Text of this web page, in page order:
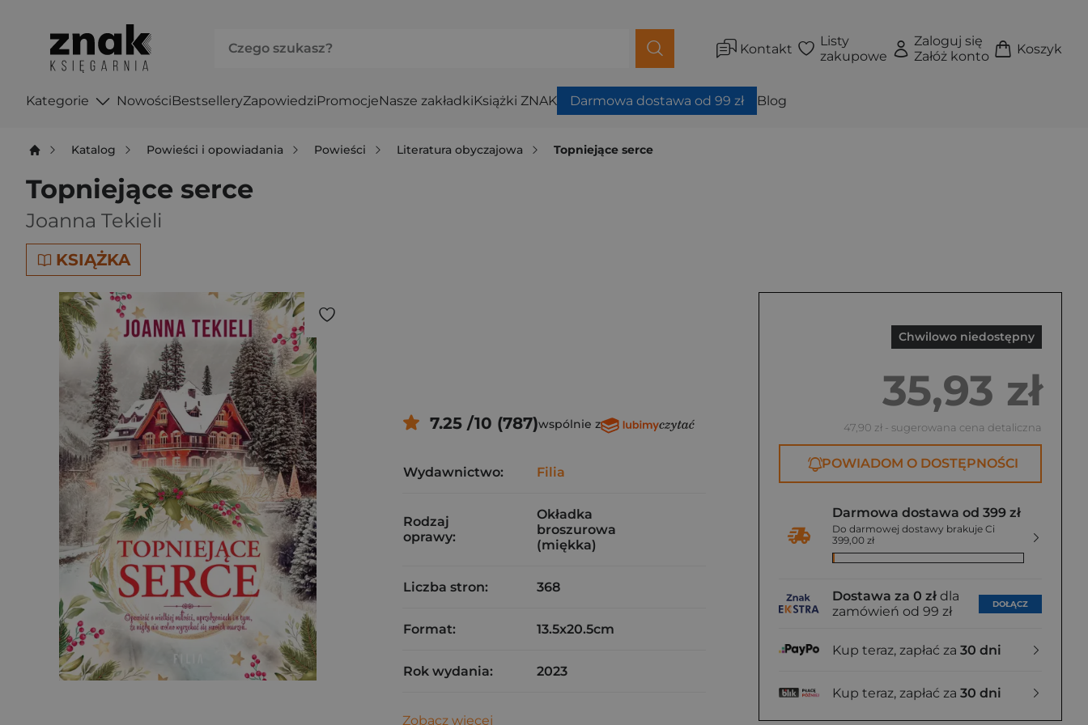
Kontakt
Listy
zakupowe
Zaloguj się
Załóż konto
Koszyk
Kategorie NowościBestselleryZapowiedziPromocjeNasze zakładkiKsiążki ZNAK Darmowa dostawa od 99 zł Blog
Katalog Powieści i opowiadania Powieści Literatura obyczajowa Topniejące serce
Topniejące serce
Joanna Tekieli
KSIĄŻKA
Chwilowo niedostępny
35,93 zł
47,90 zł - sugerowana cena detaliczna
POWIADOM O DOSTĘPNOŚCI
Darmowa dostawa od 399 zł
Do darmowej dostawy brakuje Ci
399,00 zł
Dostawa za 0 zł dla
zamówień od 99 zł
DOŁĄCZ
Kup teraz, zapłać za 30 dni
Kup teraz, zapłać za 30 dni
7.25 /10 (787)wspólnie z
Wydawnictwo: Filia
Rodzaj
oprawy:
Okładka
broszurowa
(miękka)
Liczba stron: 368
Format: 13.5x20.5cm
Rok wydania: 2023
Zobacz więcej